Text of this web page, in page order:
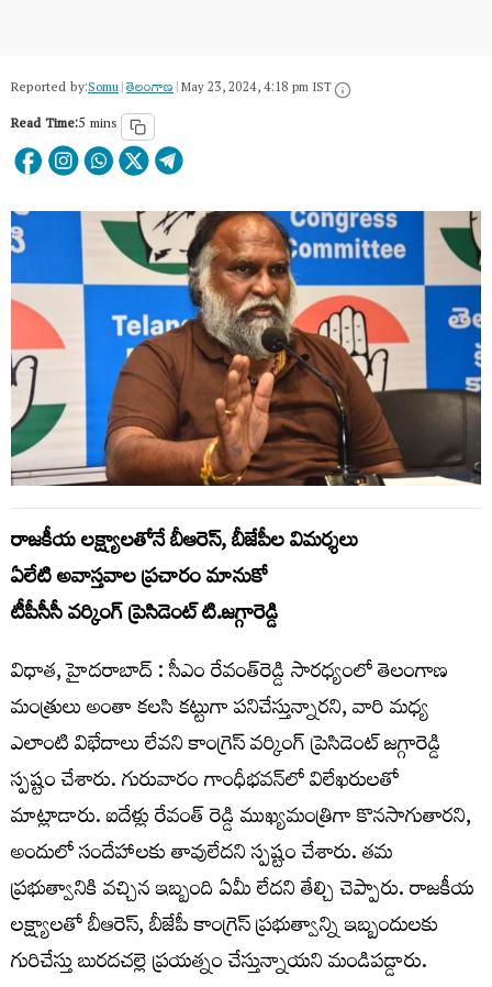
Reported by:Somu|తెలంగాణ‌|May 23, 2024, 4:18 pm IST
Read Time:5 mins
రాజకీయ లక్ష్యాలతోనే బీఆరెస్‌, బీజేపీల విమర్శలు
ఏలేటి అవాస్తవాల ప్రచారం మానుకో
టీపీసీసీ వర్కింగ్ ప్రెసిడెంట్ టి.జగ్గారెడ్డి
విధాత, హైదరాబాద్‌ : సీఎం రేవంత్‌రెడ్డి సారధ్యంలో తెలంగాణ
మంత్రులు అంతా కలసి కట్టుగా పనిచేస్తున్నారని, వారి మధ్య
ఎలాంటి విభేదాలు లేవని కాంగ్రెస్ వర్కింగ్ ప్రెసిడెంట్ జగ్గారెడ్డి
స్పష్టం చేశారు. గురువారం గాంధీభవన్‌లో విలేఖరులతో
మాట్లాడారు. ఐదేళ్లు రేవంత్ రెడ్డి ముఖ్యమంత్రిగా కొనసాగుతారని,
అందులో సందేహాలకు తావులేదని స్పష్టం చేశారు. తమ
ప్రభుత్వానికి వచ్చిన ఇబ్బంది ఏమీ లేదని తేల్చి చెప్పారు. రాజకీయ
లక్ష్యాలతో బీఆరెస్‌, బీజేపీ కాంగ్రెస్ ప్రభుత్వాన్ని ఇబ్బందులకు
గురిచేస్తు బురదచల్లె ప్రయత్నం చేస్తున్నాయని మండిపడ్డారు.